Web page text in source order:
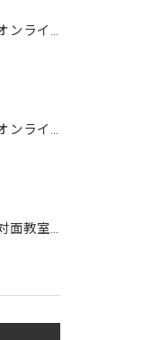
南学院宇都宮校オンラインzoom 教室開講
南学院宇都宮校オンラインzoom 教室開講
南学院宇都宮校対面教室開講